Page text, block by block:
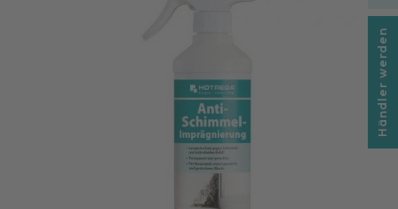
Händler werden